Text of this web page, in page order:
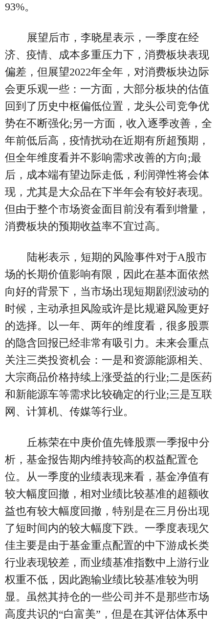
93%。
展望后市，李晓星表示，一季度在经
济、疫情、成本多重压力下，消费板块表现
偏差，但展望2022年全年，对消费板块边际
会更乐观一些：一方面，大部分板块的估值
回到了历史中枢偏低位置，龙头公司竞争优
势在不断强化;另一方面，收入逐季改善，全
年前低后高，疫情扰动在近期有所超预期，
但全年维度看并不影响需求改善的方向;最
后，成本端有望边际走低，利润弹性将会体
现，尤其是大众品在下半年会有较好表现。
但由于整个市场资金面目前没有看到增量，
消费板块的预期收益率不宜过高。
陆彬表示，短期的风险事件对于A股市
场的长期价值影响有限，因此在基本面依然
向好的背景下，当市场出现短期剧烈波动的
时候，主动承担风险或许是比规避风险更好
的选择。以一年、两年的维度看，很多股票
的隐含回报已经非常有吸引力。未来会重点
关注三类投资机会：一是和资源能源相关、
大宗商品价格持续上涨受益的行业;二是医药
和新能源车等需求比较确定的行业;三是互联
网、计算机、传媒等行业。
丘栋荣在中庚价值先锋股票一季报中分
析，基金报告期内维持较高的权益配置仓
位。从一季度的业绩表现来看，基金净值有
较大幅度回撤，相对业绩比较基准的超额收
益也有较大幅度回撤，特别是在三月份出现
了短时间内的较大幅度下跌。一季度表现欠
佳主要是由于基金重点配置的中下游成长类
行业表现较差，而业绩基准指数中上游行业
权重不低，因此跑输业绩比较基准较为明
显。虽然其持仓的一些公司并不是那些市场
高度共识的“白富美”，但是在其评估体系中